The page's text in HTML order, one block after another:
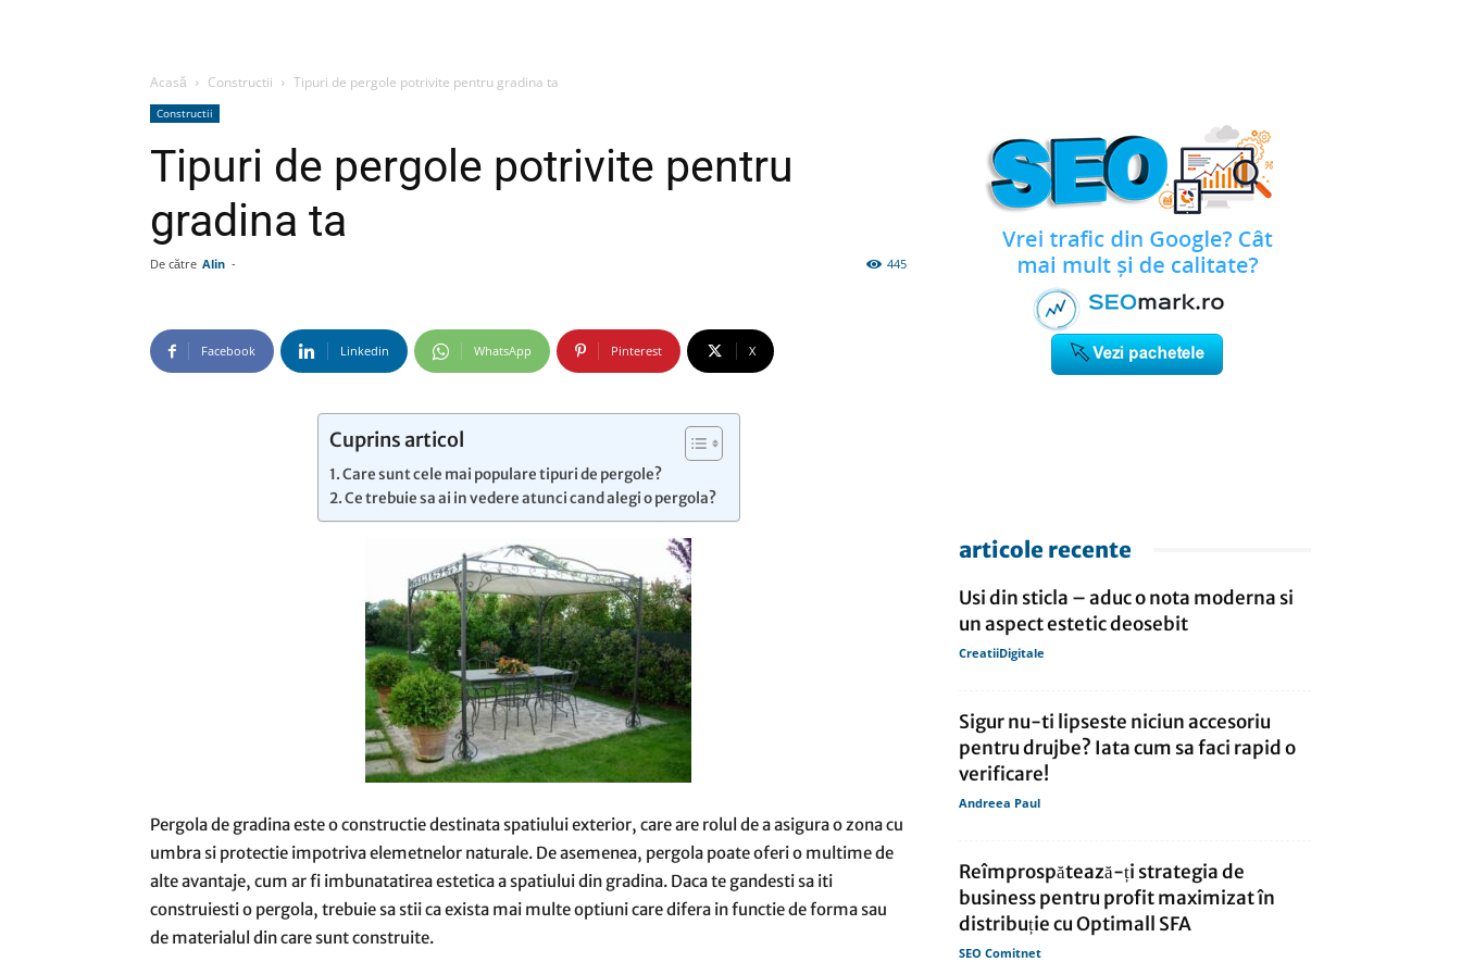
comunicate
Acasă Constructii Tipuri de pergole potrivite pentru gradina ta
Constructii
Tipuri de pergole potrivite pentru
gradina ta
De către Alin - 445
Facebook Linkedin WhatsApp Pinterest X
Cuprins articol
Care sunt cele mai populare tipuri de pergole?
Ce trebuie sa ai in vedere atunci cand alegi o pergola?
Pergola de gradina este o constructie destinata spatiului exterior, care are rolul de a asigura o zona cu
umbra si protectie impotriva elemetnelor naturale. De asemenea, pergola poate oferi o multime de
alte avantaje, cum ar fi imbunatatirea estetica a spatiului din gradina. Daca te gandesti sa iti
construiesti o pergola, trebuie sa stii ca exista mai multe optiuni care difera in functie de forma sau
de materialul din care sunt construite.
articole recente
Usi din sticla – aduc o nota moderna si
un aspect estetic deosebit
CreatiiDigitale
Sigur nu-ti lipseste niciun accesoriu
pentru drujbe? Iata cum sa faci rapid o
verificare!
Andreea Paul
Reîmprospătează-ți strategia de
business pentru profit maximizat în
distribuție cu Optimall SFA
SEO Comitnet